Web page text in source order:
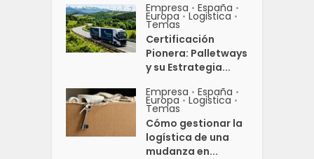
Empresa • España •
Europa • Logistica •
Temas
Certificación
Pionera: Palletways
y su Estrategia...
Empresa • España •
Europa • Logistica •
Temas
Cómo gestionar la
logística de una
mudanza en...